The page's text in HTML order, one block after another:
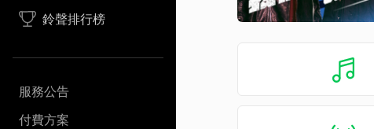
鈴聲排行榜
服務公告
付費方案